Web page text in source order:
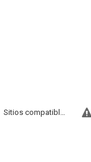
Sitios compatibles